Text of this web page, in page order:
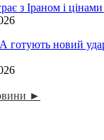
з Іраном і
новий
►